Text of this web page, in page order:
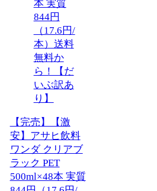
【完売】【激
安】アサヒ飲料
ワンダ クリアブ
ラック PET
500ml×48本 実質